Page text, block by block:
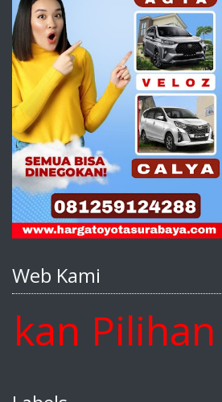
Web Kami
Pilihan